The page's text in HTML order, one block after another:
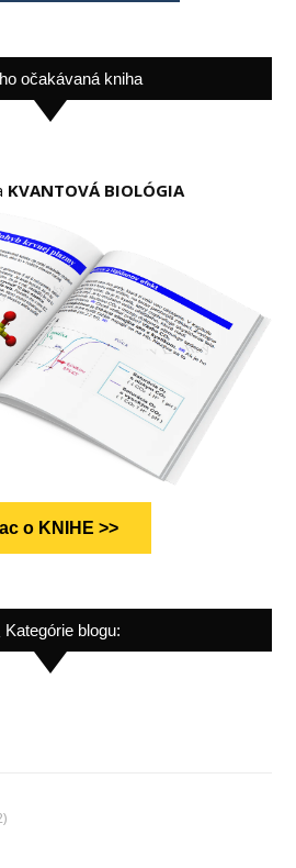
očakávaná kniha
KVANTOVÁ BIOLÓGIA
o KNIHE >>
Kategórie blogu: